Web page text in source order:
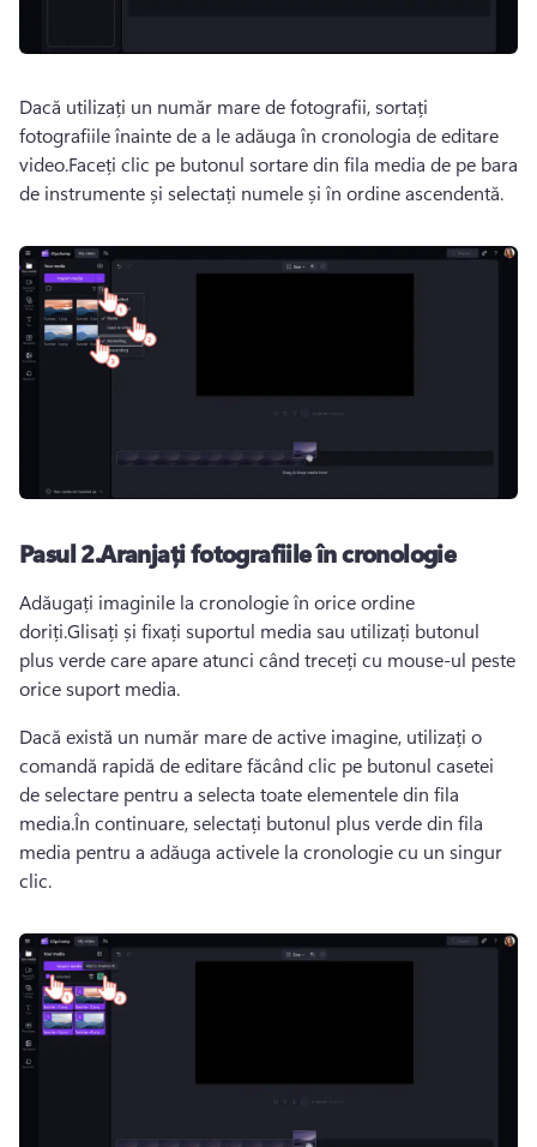
Dacă utilizați un număr mare de fotografii, sortați
fotografiile înainte de a le adăuga în cronologia de editare
video.Faceți clic pe butonul sortare din fila media de pe bara
de instrumente și selectați numele și în ordine ascendentă.
Pasul 2.Aranjați fotografiile în cronologie
Adăugați imaginile la cronologie în orice ordine
doriți.Glisați și fixați suportul media sau utilizați butonul
plus verde care apare atunci când treceți cu mouse-ul peste
orice suport media.
Dacă există un număr mare de active imagine, utilizați o
comandă rapidă de editare făcând clic pe butonul casetei
de selectare pentru a selecta toate elementele din fila
media.În continuare, selectați butonul plus verde din fila
media pentru a adăuga activele la cronologie cu un singur
clic.